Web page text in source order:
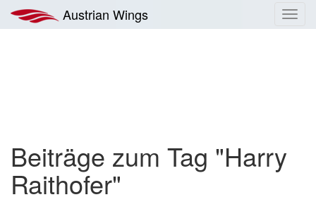
Inhalt
springen
Austrian Wings
Beiträge zum Tag "Harry
Raithofer"